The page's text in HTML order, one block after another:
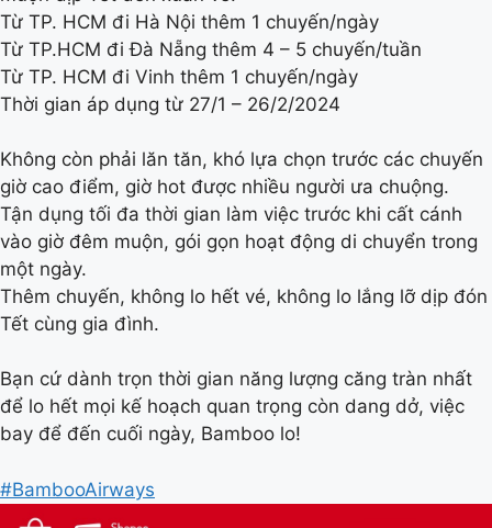
Từ TP. HCM đi Hà Nội thêm 1 chuyến/ngày
Từ TP.HCM đi Đà Nẵng thêm 4 – 5 chuyến/tuần
Từ TP. HCM đi Vinh thêm 1 chuyến/ngày
Thời gian áp dụng từ 27/1 – 26/2/2024
Không còn phải lăn tăn, khó lựa chọn trước các chuyến
giờ cao điểm, giờ hot được nhiều người ưa chuộng.
Tận dụng tối đa thời gian làm việc trước khi cất cánh
vào giờ đêm muộn, gói gọn hoạt động di chuyển trong
một ngày.
Thêm chuyến, không lo hết vé, không lo lắng lỡ dịp đón
Tết cùng gia đình.
Bạn cứ dành trọn thời gian năng lượng căng tràn nhất
để lo hết mọi kế hoạch quan trọng còn dang dở, việc
bay để đến cuối ngày, Bamboo lo!
#BambooAirways